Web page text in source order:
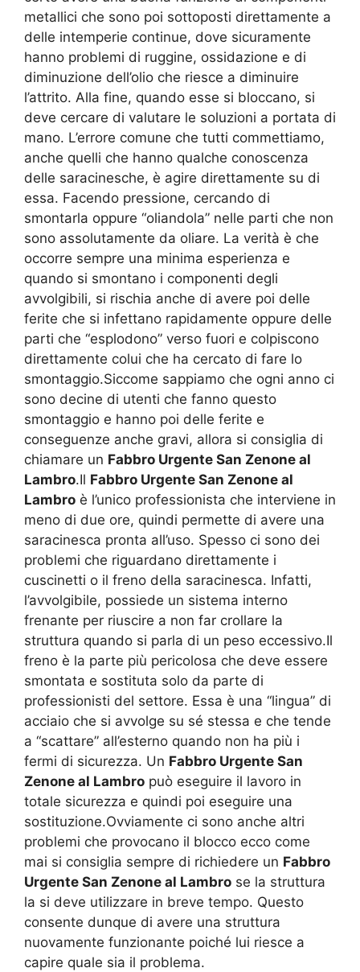
metallici che sono poi sottoposti direttamente a
delle intemperie continue, dove sicuramente
hanno problemi di ruggine, ossidazione e di
diminuzione dell’olio che riesce a diminuire
l’attrito. Alla fine, quando esse si bloccano, si
deve cercare di valutare le soluzioni a portata di
mano. L’errore comune che tutti commettiamo,
anche quelli che hanno qualche conoscenza
delle saracinesche, è agire direttamente su di
essa. Facendo pressione, cercando di
smontarla oppure “oliandola” nelle parti che non
sono assolutamente da oliare. La verità è che
occorre sempre una minima esperienza e
quando si smontano i componenti degli
avvolgibili, si rischia anche di avere poi delle
ferite che si infettano rapidamente oppure delle
parti che “esplodono” verso fuori e colpiscono
direttamente colui che ha cercato di fare lo
smontaggio.Siccome sappiamo che ogni anno ci
sono decine di utenti che fanno questo
smontaggio e hanno poi delle ferite e
conseguenze anche gravi, allora si consiglia di
chiamare un Fabbro Urgente San Zenone al
Lambro.Il Fabbro Urgente San Zenone al
Lambro è l’unico professionista che interviene in
meno di due ore, quindi permette di avere una
saracinesca pronta all’uso. Spesso ci sono dei
problemi che riguardano direttamente i
cuscinetti o il freno della saracinesca. Infatti,
l’avvolgibile, possiede un sistema interno
frenante per riuscire a non far crollare la
struttura quando si parla di un peso eccessivo.Il
freno è la parte più pericolosa che deve essere
smontata e sostituta solo da parte di
professionisti del settore. Essa è una “lingua” di
acciaio che si avvolge su sé stessa e che tende
a “scattare” all’esterno quando non ha più i
fermi di sicurezza. Un Fabbro Urgente San
Zenone al Lambro può eseguire il lavoro in
totale sicurezza e quindi poi eseguire una
sostituzione.Ovviamente ci sono anche altri
problemi che provocano il blocco ecco come
mai si consiglia sempre di richiedere un Fabbro
Urgente San Zenone al Lambro se la struttura
la si deve utilizzare in breve tempo. Questo
consente dunque di avere una struttura
nuovamente funzionante poiché lui riesce a
capire quale sia il problema.